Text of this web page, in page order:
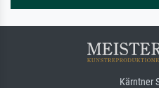
Kärntner